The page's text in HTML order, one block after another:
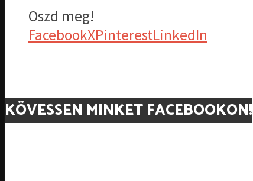
Oszd meg!
FacebookXPinterestLinkedIn
KÖVESSEN MINKET FACEBOOKON!